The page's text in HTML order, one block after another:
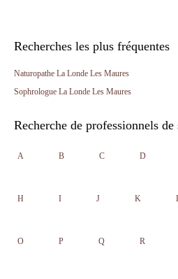
Recherches les plus fréquentes
Naturopathe La Londe Les Maures
Sophrologue La Londe Les Maures
Recherche de professionnels de
A B C D
H I J K
O P Q R